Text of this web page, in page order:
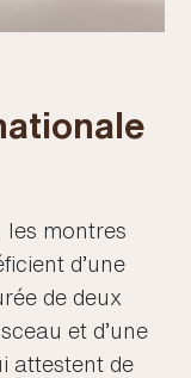
les montres
d’une
de deux
et d’une
attestent de